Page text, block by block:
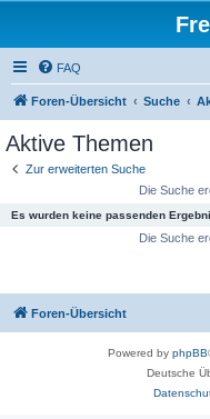
FAQ
Foren-Übersicht Suche
Aktive Themen
Zur erweiterten Suche
Die Suche
Es wurden keine passenden
Die Suche
Foren-Übersicht
Powered by phpBB
Deutsche